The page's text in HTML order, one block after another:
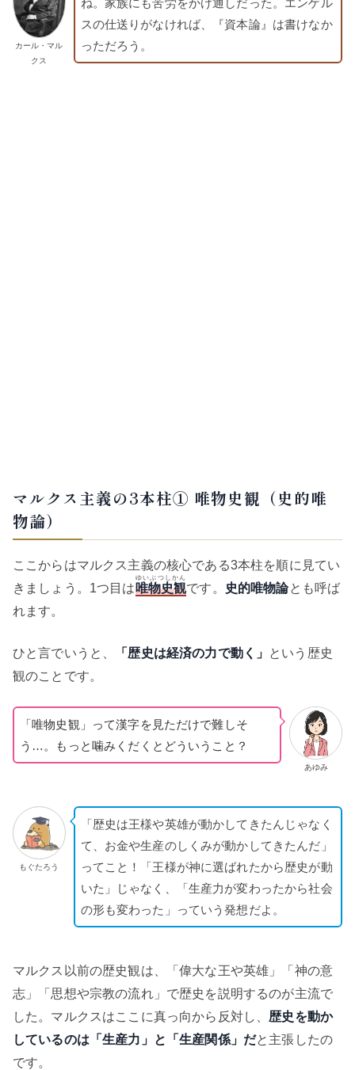
カール・マル
クス
スの仕送りがなければ、『資本論』は書けなか
っただろう。
マルクス主義の3本柱① 唯物史観（史的唯
物論）
ここからはマルクス主義の核心である3本柱を順に見てい
きましょう。1つ目は唯物史観
ゆいぶつしかん
です。 史的唯物論とも呼ば
れます。
ひと言でいうと、 「歴史は経済の力で動く」 という歴史
観のことです。
あゆみ
「唯物史観」って漢字を見ただけで難しそ
う…。もっと噛みくだくとどういうこと？
もぐたろう
「歴史は王様や英雄が動かしてきたんじゃなく
て、お金や生産のしくみが動かしてきたんだ」
ってこと！「王様が神に選ばれたから歴史が動
いた」じゃなく、「生産力が変わったから社会
の形も変わった」っていう発想だよ。
マルクス以前の歴史観は、「偉大な王や英雄」「神の意
志」「思想や宗教の流れ」で歴史を説明するのが主流で
した。マルクスはここに真っ向から反対し、 歴史を動か
しているのは「生産力」と「生産関係」だと主張したの
です。